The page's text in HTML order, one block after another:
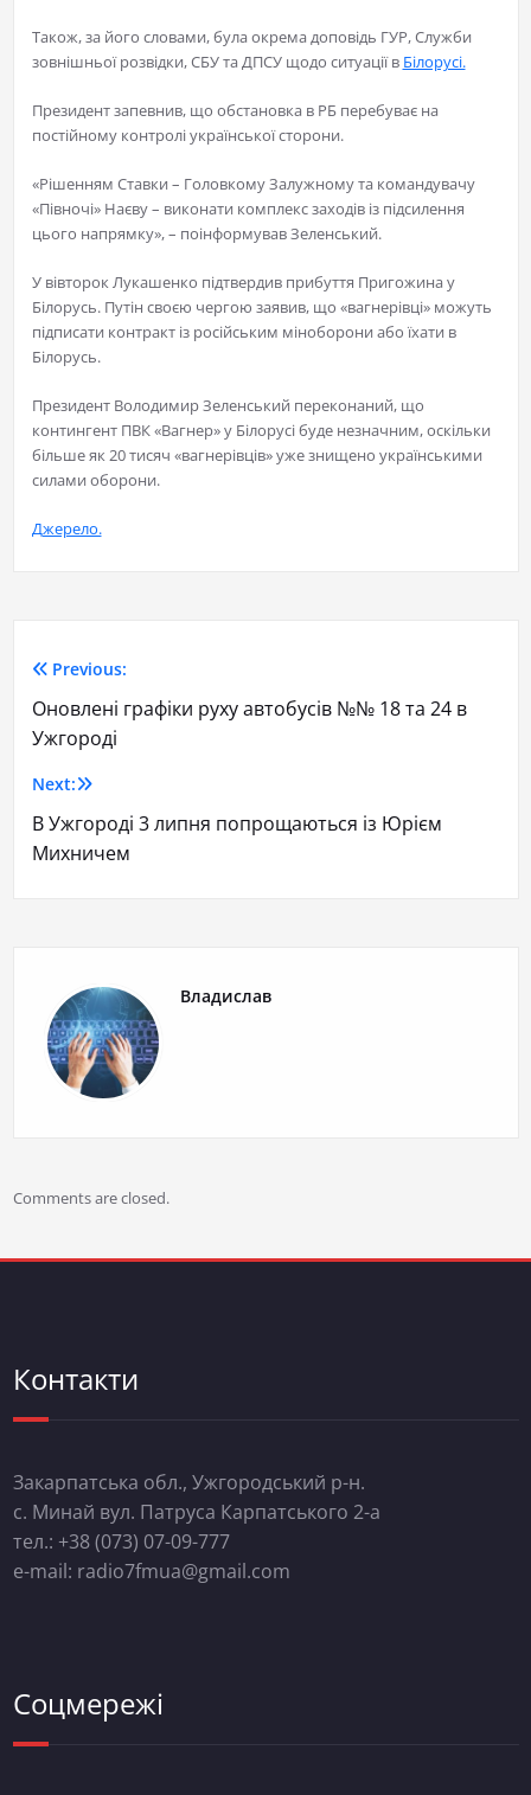
Також, за його словами, була окрема доповідь ГУР, Служби
зовнішньої розвідки, СБУ та ДПСУ щодо ситуації в Білорусі.
Президент запевнив, що обстановка в РБ перебуває на
постійному контролі української сторони.
«Рішенням Ставки – Головкому Залужному та командувачу
«Півночі» Наєву – виконати комплекс заходів із підсилення
цього напрямку», – поінформував Зеленський.
У вівторок Лукашенко підтвердив прибуття Пригожина у
Білорусь. Путін своєю чергою заявив, що «вагнерівці» можуть
підписати контракт із російським міноборони або їхати в
Білорусь.
Президент Володимир Зеленський переконаний, що
контингент ПВК «Вагнер» у Білорусі буде незначним, оскільки
більше як 20 тисяч «вагнерівців» уже знищено українськими
силами оборони.
Джерело.
Previous:
Оновлені графіки руху автобусів №№ 18 та 24 в
Ужгороді
Next:
В Ужгороді 3 липня попрощаються із Юрієм
Михничем
Владислав
Comments are closed.
Контакти
Закарпатська обл., Ужгородський р-н.
с. Минай вул. Патруса Карпатського 2-а
тел.: +38 (073) 07-09-777
e-mail: radio7fmua@gmail.com
Соцмережі